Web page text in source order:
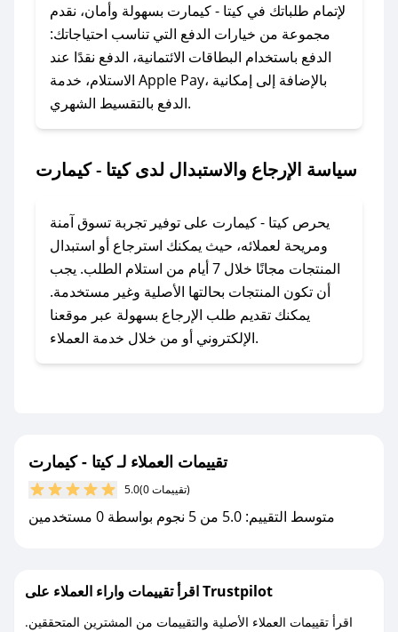
لا تقلق! يمكنك التواصل مع فريق دعم صحصح عبر
الرسائل الخاصة على تويتر أو البريد الإلكتروني،
وسنقوم بحل المشكلة في أسرع وقت ممكن.
### ماذا أفعل إذا لم أجد كود خصم لمتجري
المفضل؟
مراسلتنا مباشرة وسنعمل على توفير الكوبونات في
### كيف تحصل على كوبونات خصم حصرية من
كيتا - كيمارت؟
للحصول على كوبونات وخصومات حصرية، قم بما
يلي:
- اضغط على أيقونة متابعة لمتجر كيتا - كيمارت في
جديد.
مع صحصح، تسوق بذكاء ووفّر على كل مشترياتك مع
كوبونات خصم حصرية من كيتا - كيمارت!
لإتمام طلباتك في كيتا - كيمارت بسهولة وأمان، نقدم
مجموعة من خيارات الدفع التي تناسب احتياجاتك:
الدفع باستخدام البطاقات الائتمانية، الدفع نقدًا عند
الاستلام، خدمة Apple Pay، بالإضافة إلى إمكانية
الدفع بالتقسيط الشهري.
سياسة الإرجاع والاستبدال لدى كيتا - كيمارت
يحرص كيتا - كيمارت على توفير تجربة تسوق آمنة
ومريحة لعملائه، حيث يمكنك استرجاع أو استبدال
المنتجات مجانًا خلال 7 أيام من استلام الطلب. يجب
أن تكون المنتجات بحالتها الأصلية وغير مستخدمة.
يمكنك تقديم طلب الإرجاع بسهولة عبر موقعنا
الإلكتروني أو من خلال خدمة العملاء.
تقييمات العملاء لـ كيتا - كيمارت
5.0 (0 تقييمات)
متوسط التقييم: 5.0 من 5 نجوم بواسطة 0 مستخدمين
اقرأ تقييمات واراء العملاء على Trustpilot
اقرأ تقييمات العملاء الأصلية والتقييمات من المشترين المتحققين.